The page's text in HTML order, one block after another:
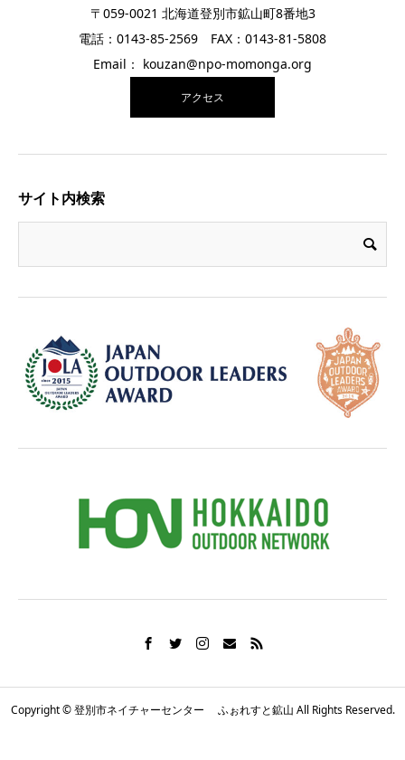
〒059-0021 北海道登別市鉱山町8番地3
電話：0143-85-2569 FAX：0143-81-5808
Email： kouzan@npo-momonga.org
アクセス
サイト内検索
Copyright © 登別市ネイチャーセンター ふぉれすと鉱山 All Rights Reserved.